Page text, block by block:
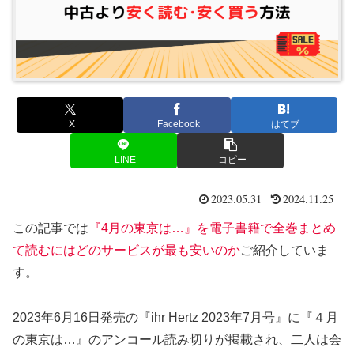
X Facebook はてブ
LINE コピー
2023.05.31 2024.11.25
この記事では 『4月の東京は…』を電子書籍で全巻まとめ
て読むにはどのサービスが最も安いのかご紹介していま
す。
2023年6月16日発売の『ihr Hertz 2023年7月号』に『４月
の東京は…』のアンコール読み切りが掲載され、二人は会